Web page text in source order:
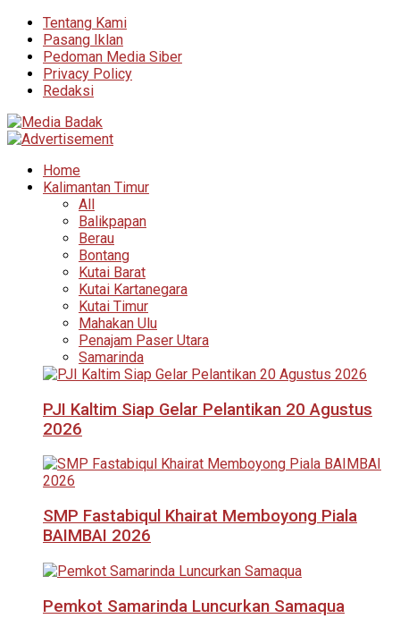
Tentang Kami
Pasang Iklan
Pedoman Media Siber
Privacy Policy
Redaksi
Home
Kalimantan Timur
All
Balikpapan
Berau
Bontang
Kutai Barat
Kutai Kartanegara
Kutai Timur
Mahakan Ulu
Penajam Paser Utara
Samarinda
PJI Kaltim Siap Gelar Pelantikan 20 Agustus
2026
SMP Fastabiqul Khairat Memboyong Piala
BAIMBAI 2026
Pemkot Samarinda Luncurkan Samaqua